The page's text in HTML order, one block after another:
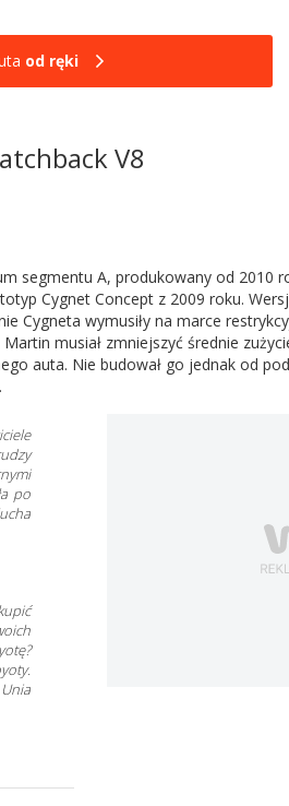
od ręki
V8
segmentu A, produkowany od 2010
Cygnet Concept z 2009 roku.
Cygneta wymusiły na marce
musiał zmniejszyć średnie
auta. Nie budował go jednak od
po